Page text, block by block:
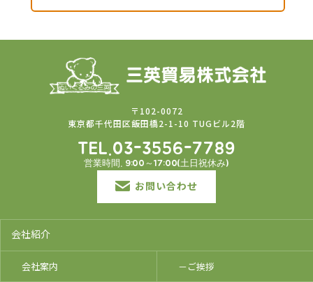
〒102-0072
東京都千代田区飯田橋2-1-10 TUGビル2階
TEL.03-3556-7789
営業時間. 9:00～17:00(土日祝休み)
お問い合わせ
会社紹介
会社案内 －ご挨拶